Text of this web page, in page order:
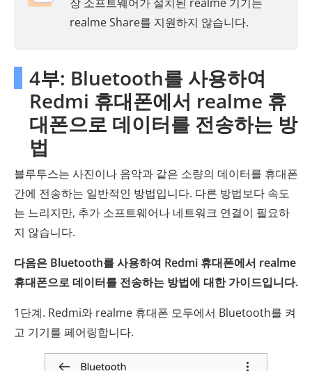
realme Share를 지원하지 않습니다.
4부: Bluetooth를 사용하여
Redmi 휴대폰에서 realme 휴
대폰으로 데이터를 전송하는 방
법
블루투스는 사진이나 음악과 같은 소량의 데이터를 휴대폰
간에 전송하는 일반적인 방법입니다. 다른 방법보다 속도
는 느리지만, 추가 소프트웨어나 네트워크 연결이 필요하
지 않습니다.
다음은 Bluetooth를 사용하여 Redmi 휴대폰에서 realme
휴대폰으로 데이터를 전송하는 방법에 대한 가이드입니다.
1단계. Redmi와 realme 휴대폰 모두에서 Bluetooth를 켜
고 기기를 페어링합니다.